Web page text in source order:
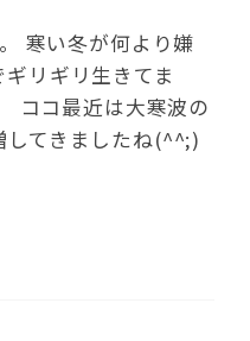
寒い冬が何より嫌
リギリ生きてま
ココ最近は大寒波の
してきましたね(^^;)